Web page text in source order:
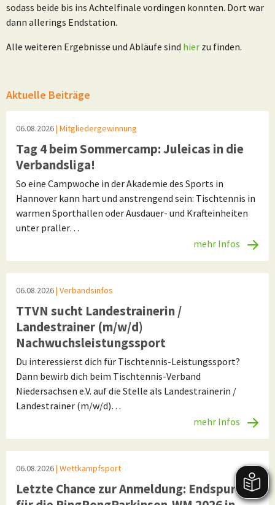
sodass beide bis ins Achtelfinale vordingen konnten. Dort war
dann allerings Endstation.
Alle weiteren Ergebnisse und Abläufe sind hier zu finden.
Aktuelle Beiträge
06.08.2026| Mitgliedergewinnung
Tag 4 beim Sommercamp: Juleicas in die
Verbandsliga!
So eine Campwoche in der Akademie des Sports in
Hannover kann hart und anstrengend sein: Tischtennis in
warmen Sporthallen oder Ausdauer- und Krafteinheiten
unter praller…
mehr Infos
06.08.2026| Verbandsinfos
TTVN sucht Landestrainerin /
Landestrainer (m/w/d)
Nachwuchsleistungssport
Du interessierst dich für Tischtennis-Leistungssport?
Dann bewirb dich beim Tischtennis-Verband
Niedersachsen e.V. auf die Stelle als Landestrainerin /
Landestrainer (m/w/d)…
mehr Infos
06.08.2026| Wettkampfsport
Letzte Chance zur Anmeldung: Endspurt